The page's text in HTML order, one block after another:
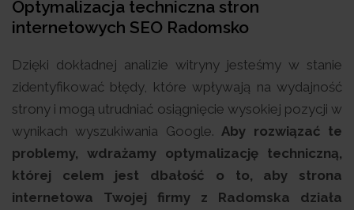
Optymalizacja techniczna stron
internetowych SEO Radomsko
Dzięki dokładnej analizie witryny jesteśmy w stanie
zidentyfikować błędy, które wpływają na wydajność
strony i mogą utrudniać osiągnięcie wysokiej pozycji w
wynikach wyszukiwania Google. Aby rozwiązać te
problemy, wdrażamy optymalizację techniczną,
której celem jest dbałość o to, aby strona
internetowa Twojej firmy z Radomska działa